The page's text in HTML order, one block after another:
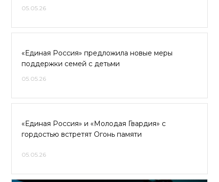
05.05.26
«Единая Россия» предложила новые меры
поддержки семей с детьми
05.05.26
«Единая Россия» и «Молодая Гвардия» с
гордостью встретят Огонь памяти
05.05.26